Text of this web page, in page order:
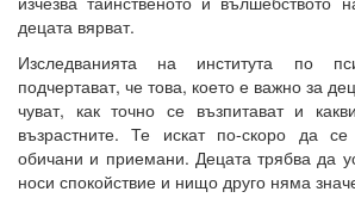
децата вярват.
Изследванията на института по
подчертават, че това, което е важно за
чуват, как точно се възпитават и
възрастните. Те искат по-скоро да се
обичани и приемани. Децата трябва да
носи спокойствие и нищо друго няма